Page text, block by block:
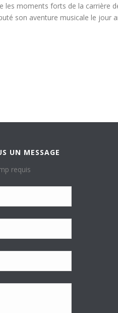
moments forts de la carrière
son aventure musicale le jour
UN MESSAGE
requis